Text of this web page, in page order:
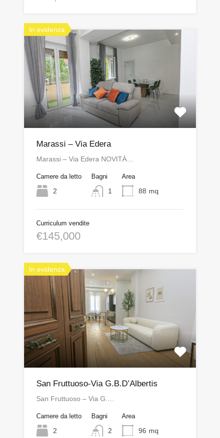
In evidenza
Marassi – Via Edera
Marassi – Via Edera NOVITÀ…
Camere da letto
2
Bagni
1
Area
88 mq
Curriculum vendite
€145,000
In evidenza
San Fruttuoso-Via G.B.D’Albertis
San Fruttuoso – Via G.…
Camere da letto
2
Bagni
2
Area
96 mq